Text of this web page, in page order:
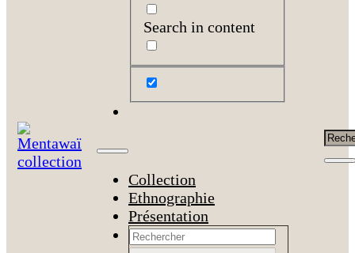
Search in content
Collection
Ethnographie
Présentation